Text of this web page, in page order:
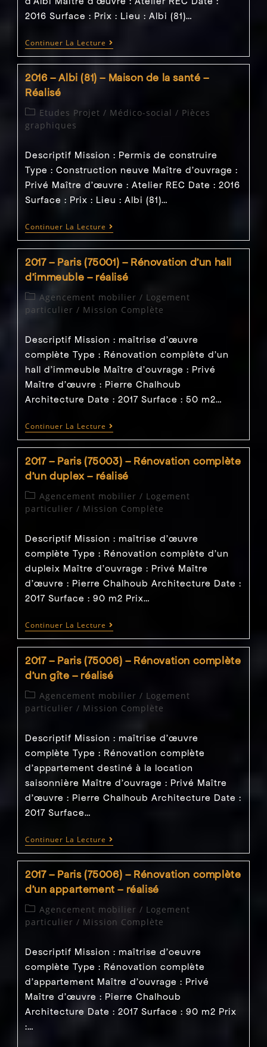
2016 Surface : Prix : Lieu : Albi (81)…
Continuer La Lecture 2016
–
Albi
(81)
–
Parking
–
2016 – Albi (81) – Maison de la santé –
Réalisé
Post
category:
Etudes Projet / Médico-social / Pièces
graphiques
Descriptif Mission : Permis de construire
Type : Construction neuve Maître d'ouvrage :
Privé Maître d’œuvre : Atelier REC Date : 2016
Surface : Prix : Lieu : Albi (81)…
Continuer La Lecture 2016
–
Albi
(81)
–
Maison
De
La
Santé
–
2017 – Paris (75001) – Rénovation d’un hall
d’immeuble – réalisé
Post
category:
Agencement mobilier / Logement
particulier / Mission Complète
Descriptif Mission : maîtrise d’œuvre
complète Type : Rénovation complète d'un
hall d'immeuble Maître d'ouvrage : Privé
Maître d’œuvre : Pierre Chalhoub
Architecture Date : 2017 Surface : 50 m2…
Continuer La Lecture 2017
–
Paris
(75001)
–
Rénovation
D’un
Hall
D’immeuble
–
2017 – Paris (75003) – Rénovation complète
d’un duplex – réalisé
Post
category:
Agencement mobilier / Logement
particulier / Mission Complète
Descriptif Mission : maîtrise d’œuvre
complète Type : Rénovation complète d'un
dupleix Maître d'ouvrage : Privé Maître
d’œuvre : Pierre Chalhoub Architecture Date :
2017 Surface : 90 m2 Prix…
Continuer La Lecture 2017
–
Paris
(75003)
–
Rénovation
Complète
D’un
Duplex
–
2017 – Paris (75006) – Rénovation complète
d’un gîte – réalisé
Post
category:
Agencement mobilier / Logement
particulier / Mission Complète
Descriptif Mission : maîtrise d’œuvre
complète Type : Rénovation complète
d'appartement destiné à la location
saisonnière Maître d'ouvrage : Privé Maître
d’œuvre : Pierre Chalhoub Architecture Date :
2017 Surface…
Continuer La Lecture 2017
–
Paris
(75006)
–
Rénovation
Complète
D’un
Gîte
–
2017 – Paris (75006) – Rénovation complète
d’un appartement – réalisé
Post
category:
Agencement mobilier / Logement
particulier / Mission Complète
Descriptif Mission : maîtrise d'oeuvre
complète Type : Rénovation complète
d'appartement Maître d'ouvrage : Privé
Maître d’œuvre : Pierre Chalhoub
Architecture Date : 2017 Surface : 90 m2 Prix
:…